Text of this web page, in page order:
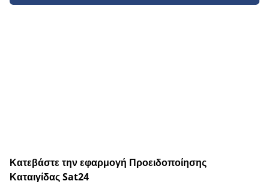
Κατεβάστε την εφαρμογή Προειδοποίησης
Καταιγίδας Sat24